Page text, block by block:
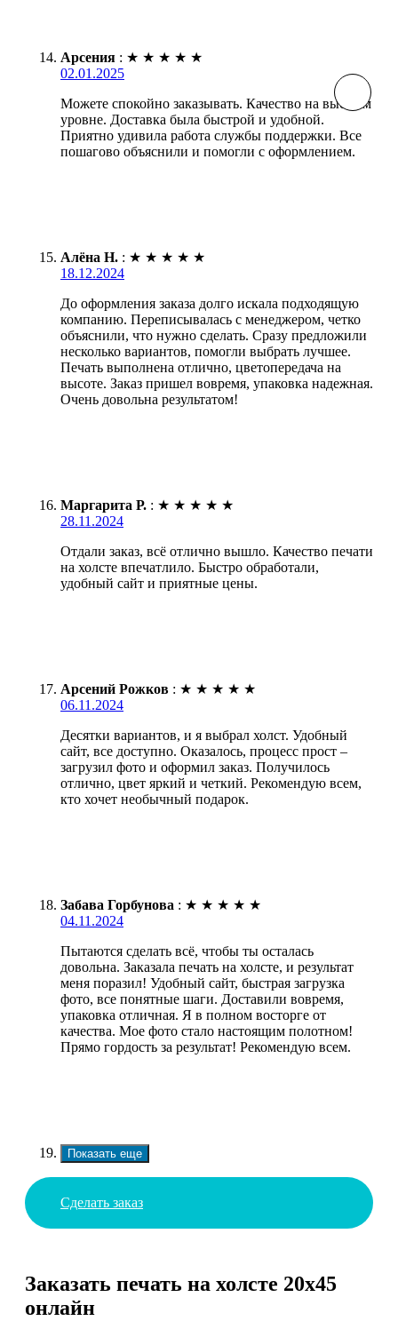
Арсения : ★ ★ ★ ★ ★
02.01.2025
Можете спокойно заказывать. Качество на высшем
уровне. Доставка была быстрой и удобной.
Приятно удивила работа службы поддержки. Все
пошагово объяснили и помогли с оформлением.
Алёна Н. : ★ ★ ★ ★ ★
18.12.2024
До оформления заказа долго искала подходящую
компанию. Переписывалась с менеджером, четко
объяснили, что нужно сделать. Сразу предложили
несколько вариантов, помогли выбрать лучшее.
Печать выполнена отлично, цветопередача на
высоте. Заказ пришел вовремя, упаковка надежная.
Очень довольна результатом!
Маргарита Р. : ★ ★ ★ ★ ★
28.11.2024
Отдали заказ, всё отлично вышло. Качество печати
на холсте впечатлило. Быстро обработали,
удобный сайт и приятные цены.
Арсений Рожков : ★ ★ ★ ★ ★
06.11.2024
Десятки вариантов, и я выбрал холст. Удобный
сайт, все доступно. Оказалось, процесс прост –
загрузил фото и оформил заказ. Получилось
отлично, цвет яркий и четкий. Рекомендую всем,
кто хочет необычный подарок.
Забава Горбунова : ★ ★ ★ ★ ★
04.11.2024
Пытаются сделать всё, чтобы ты осталась
довольна. Заказала печать на холсте, и результат
меня поразил! Удобный сайт, быстрая загрузка
фото, все понятные шаги. Доставили вовремя,
упаковка отличная. Я в полном восторге от
качества. Мое фото стало настоящим полотном!
Прямо гордость за результат! Рекомендую всем.
Показать еще
Сделать заказ
Заказать печать на холсте 20х45
онлайн